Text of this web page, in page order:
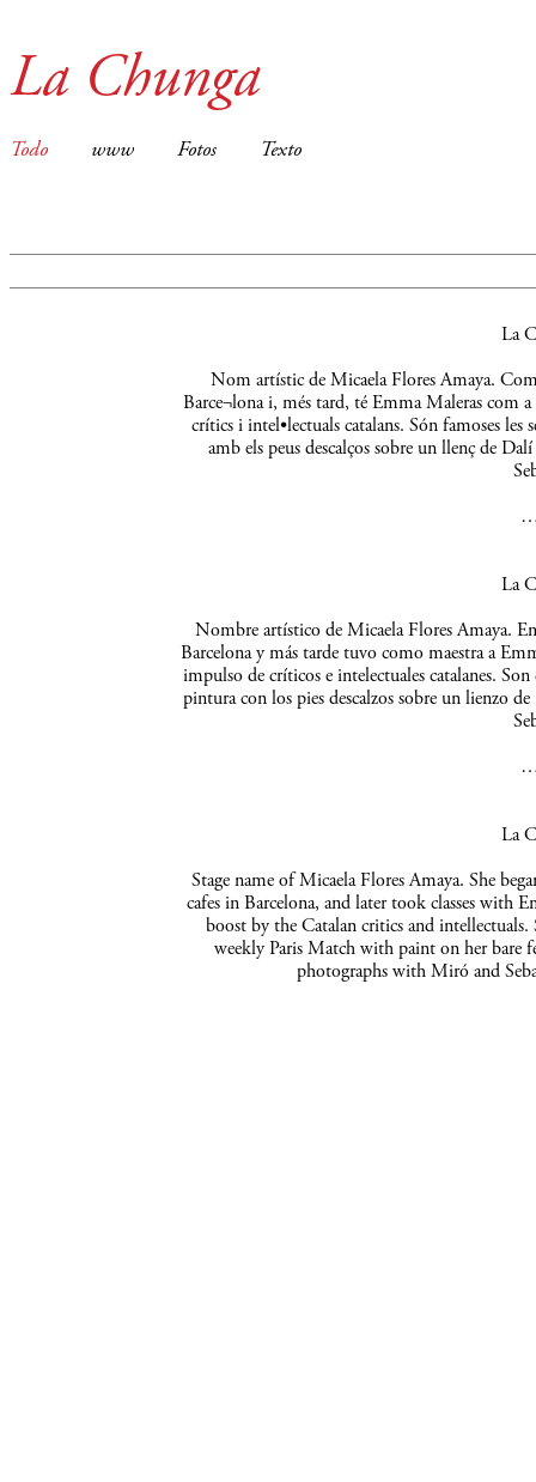
La Chunga
Todo www Fotos Texto
La
Nom artístic de Micaela Flores Amaya.
Barce¬lona i, més tard, té Emma Maleras com
crítics i intel•lectuals catalans. Són famoses
amb els peus descalços sobre un llenç de
La
Nombre artístico de Micaela Flores Amaya.
Barcelona y más tarde tuvo como maestra a
impulso de críticos e intelectuales catalanes.
pintura con los pies descalzos sobre un lienzo
La
Stage name of Micaela Flores Amaya. She
cafes in Barcelona, and later took classes with
boost by the Catalan critics and
weekly Paris Match with paint on her bare
photographs with Miró and